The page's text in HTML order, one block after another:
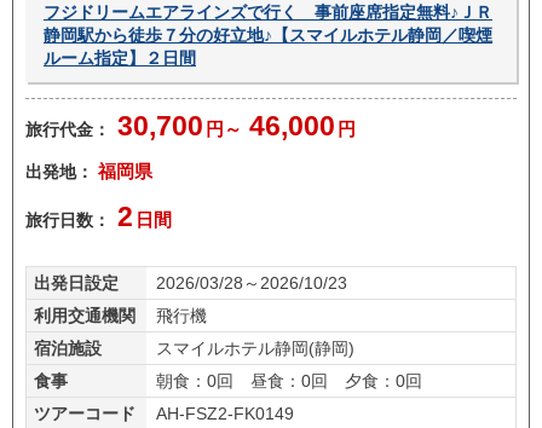
フジドリームエアラインズで行く 事前座席指定無料♪ＪＲ
静岡駅から徒歩７分の好立地♪【スマイルホテル静岡／喫煙
ルーム指定】２日間
旅行代金： 30,700 円～ 46,000 円
出発地： 福岡県
旅行日数： 2 日間
出発日設定
2026/03/28～2026/10/23
利用交通機関
飛行機
宿泊施設
スマイルホテル静岡(静岡)
食事
朝食：0回 昼食：0回 夕食：0回
ツアーコード
AH-FSZ2-FK0149